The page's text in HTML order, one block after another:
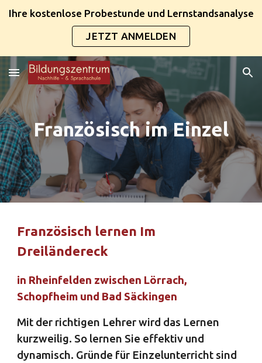
Skip to navigation
Ihre kostenlose Probestunde und Lernstandsanalyse
JETZT ANMELDEN
Französisch im Einzel
Französisch lernen Im
Dreiländereck
in Rheinfelden zwischen Lörrach,
Schopfheim und Bad Säckingen
Mit der richtigen Lehrer wird das Lernen
kurzweilig. So lernen Sie effektiv und
dynamisch. Gründe für Einzelunterricht sind